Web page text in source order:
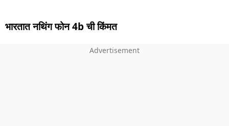
भारतात नथिंग फोन 4b ची किंमत